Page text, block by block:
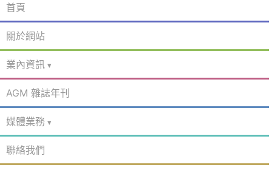
首頁
關於網站
業內資訊
AGM 雜誌年刊
媒體業務
聯絡我們